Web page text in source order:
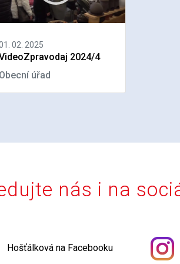
02. 2025
2024/4
úřad
nás i na
Hošťálková na Facebooku